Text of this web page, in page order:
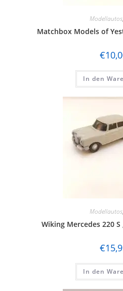
Modellautos,
Matchbox Models of
€
In den
Modellautos,
Wiking Mercedes 220
€
In den